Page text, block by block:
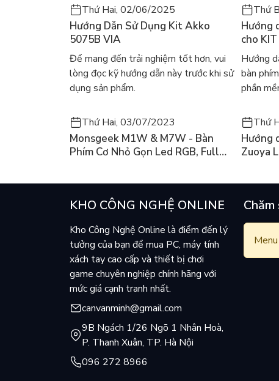
Tận hưởng màu sắc phong phú, sống động và
Thứ Hai, 02/06/2025
Hướng Dẫn Sử Dụng Kit Akko
5075B VIA
Để mang đến trải nghiệm tốt hơn, vui
lòng đọc kỹ hướng dẫn này trước khi sử
dụng sản phẩm.
Thứ
Hướng
cho
Hướng
bàn
phần
Thứ Hai, 03/07/2023
Monsgeek M1W & M7W - Bàn
Phím Cơ Nhỏ Gọn Led RGB, Full
Thứ
Hướng
Zuoya
KHO CÔNG NGHỆ ONLINE
Kho Công Nghệ Online là điểm đến lý
tưởng của bạn để mua PC, máy tính
xách tay cao cấp và thiết bị chơi
game chuyên nghiệp chính hãng với
mức giá cạnh tranh nhất.
canvanminh@gmail.com
9B Ngách 1/26 Ngõ 1 Nhân Hoà,
P. Thanh Xuân, TP. Hà Nội
096 272 8966
Chăm